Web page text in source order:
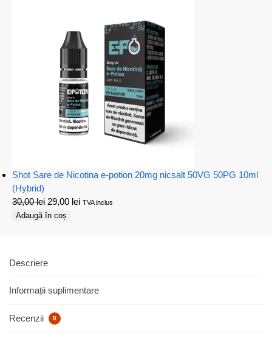
Shot Sare de Nicotina e-potion 20mg nicsalt 50VG 50PG 10ml
(Hybrid)
30,00lei 29,00 lei TVA inclus
Adaugă în coș
Descriere
Informații suplimentare
Recenzii 0